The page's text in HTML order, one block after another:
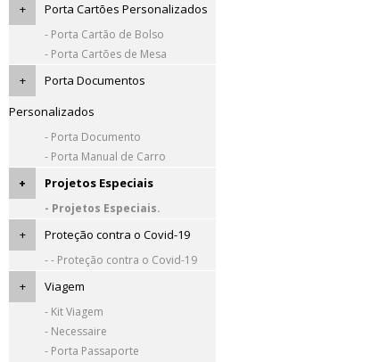
+ Porta Cartões Personalizados
- Porta Cartão de Bolso
- Porta Cartões de Mesa
+
Porta Documentos
Personalizados
- Porta Documento
- Porta Manual de Carro
+ Projetos Especiais
- Projetos Especiais.
+ Proteção contra o Covid-19
- - Proteção contra o Covid-19
+ Viagem
- Kit Viagem
- Necessaire
- Porta Passaporte